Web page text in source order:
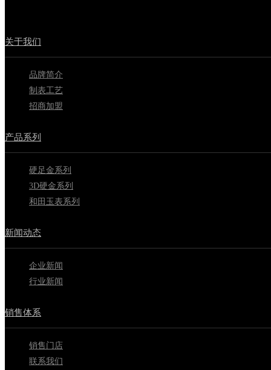
关于我们
品牌简介
制表工艺
招商加盟
产品系列
硬足金系列
3D硬金系列
和田玉表系列
新闻动态
企业新闻
行业新闻
销售体系
销售门店
联系我们